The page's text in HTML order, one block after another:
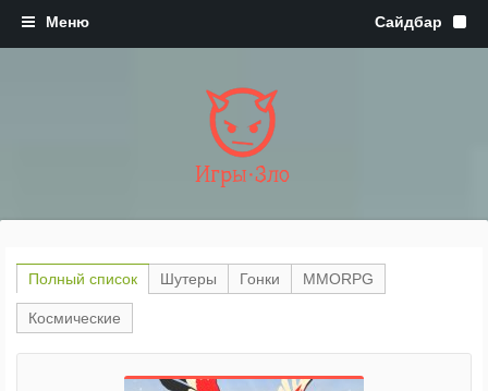
Игры·Зло
Полный список Шутеры Гонки MMORPG
Космические